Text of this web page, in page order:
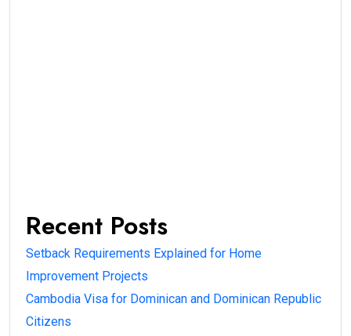
Recent Posts
Setback Requirements Explained for Home
Improvement Projects
Cambodia Visa for Dominican and Dominican Republic
Citizens